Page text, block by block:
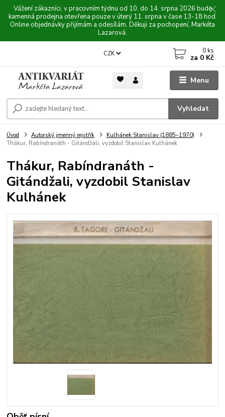
Vážení zákazníci, v pracovním týdnu od 10. do 14. srpna 2026 bude
kamenná prodejna otevřena pouze v úterý 11. srpna v čase 13-18 hod.
Online objednávky přijímám a odesílám. Děkuji za pochopení, Markéta
Lazarová.
Menu
CZK
Vyhledat
0 ks
za 0 Kč
Úvod Autorský jmenný rejstřík
Kulhánek Stanislav (1885–1970)
Thákur, Rabíndranáth - Gitándžali, vyzdobil Stanislav Kulhánek
Thákur, Rabíndranáth -
Gitándžali, vyzdobil Stanislav
Kulhánek